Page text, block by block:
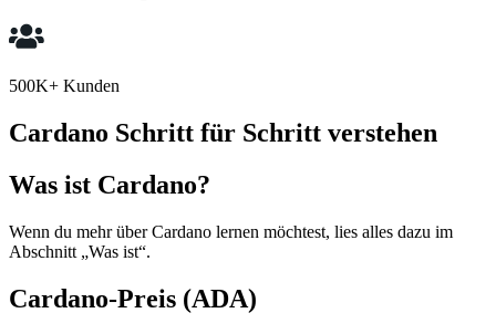
500K+ Kunden
Cardano Schritt für Schritt verstehen
Was ist Cardano?
Wenn du mehr über Cardano lernen möchtest, lies alles dazu im
Abschnitt „Was ist“.
Cardano-Preis (ADA)